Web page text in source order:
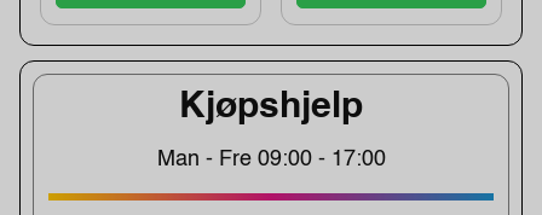
Kjøpshjelp
Man - Fre 09:00 - 17:00